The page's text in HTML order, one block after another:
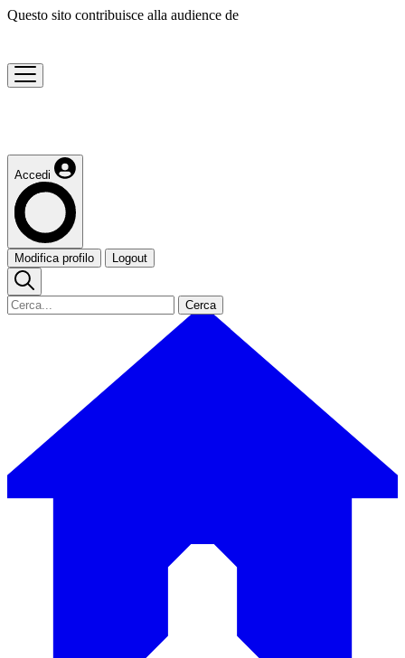
Questo sito contribuisce alla audience de
Accedi
Modifica profilo Logout
Cerca